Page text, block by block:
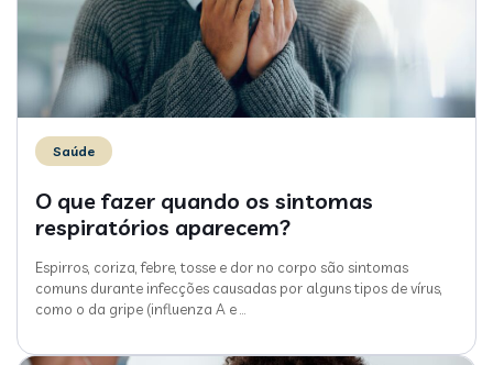
Saúde
O que fazer quando os sintomas
respiratórios aparecem?
Espirros, coriza, febre, tosse e dor no corpo são sintomas
comuns durante infecções causadas por alguns tipos de vírus,
como o da gripe (influenza A e…